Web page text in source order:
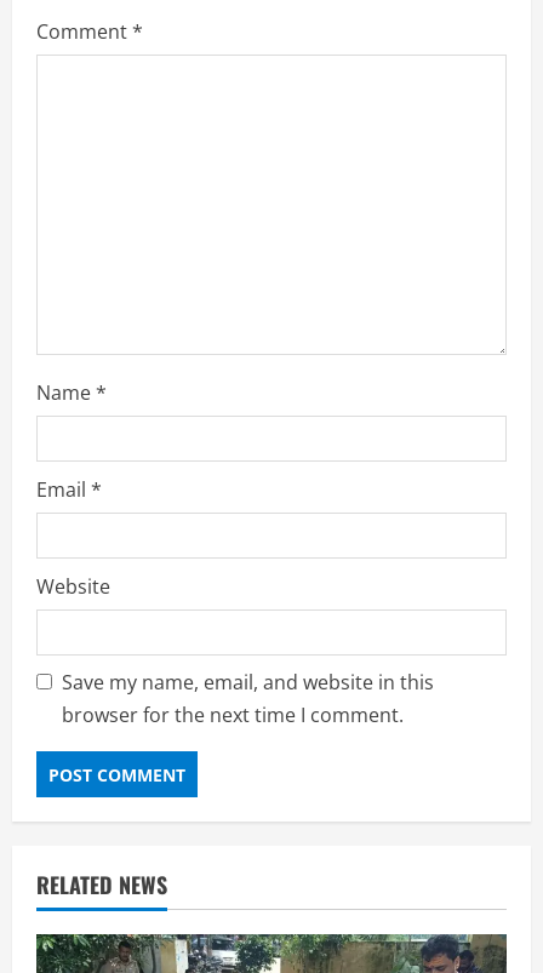
e
Comment*
Name*
Email *
Website
Save my name, email, and website in this
browser for the next time I comment.
RELATED NEWS